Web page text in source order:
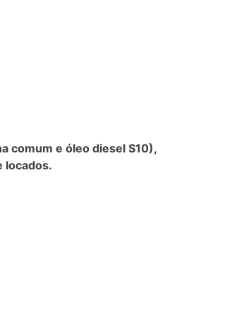
comum e óleo diesel S10),
locados.